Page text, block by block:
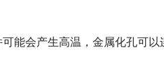
能会产生高温，金属化孔可